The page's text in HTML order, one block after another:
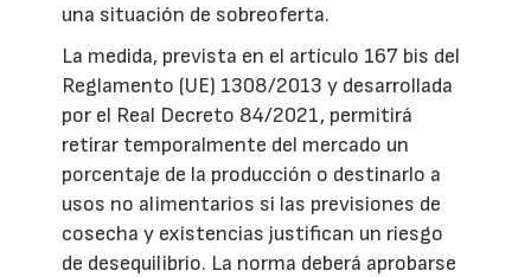
una situación de sobreoferta.
La medida, prevista en el artículo 167 bis del
Reglamento (UE) 1308/2013 y desarrollada
por el Real Decreto 84/2021, permitirá
retirar temporalmente del mercado un
porcentaje de la producción o destinarlo a
usos no alimentarios si las previsiones de
cosecha y existencias justifican un riesgo
de desequilibrio. La norma deberá aprobarse